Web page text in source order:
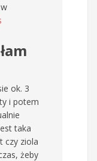
w
ok. 3
i potem
taka
czy ziola
żeby